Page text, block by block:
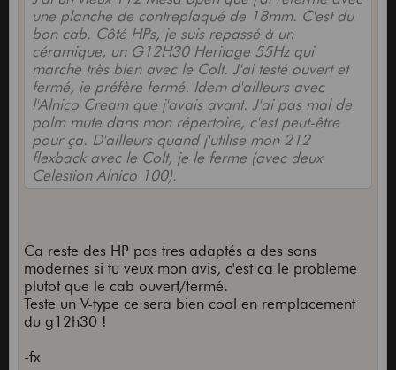
une planche de contreplaqué de 18mm. C'est du
bon cab. Côté HPs, je suis repassé à un
céramique, un G12H30 Heritage 55Hz qui
marche très bien avec le Colt. J'ai testé ouvert et
fermé, je préfère fermé. Idem d'ailleurs avec
l'Alnico Cream que j'avais avant. J'ai pas mal de
palm mute dans mon répertoire, c'est peut-être
pour ça. D'ailleurs quand j'utilise mon 212
flexback avec le Colt, je le ferme (avec deux
Celestion Alnico 100).
Ca reste des HP pas tres adaptés a des sons
modernes si tu veux mon avis, c'est ca le probleme
plutot que le cab ouvert/fermé.
Teste un V-type ce sera bien cool en remplacement
du g12h30 !
-fx